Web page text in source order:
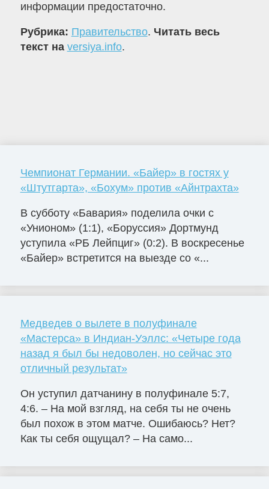
информации предостаточно.
Рубрика: Правительство. Читать весь
текст на versiya.info.
Чемпионат Германии. «Байер» в гостях у
«Штутгарта», «Бохум» против «Айнтрахта»
В субботу «Бавария» поделила очки с
«Унионом» (1:1), «Боруссия» Дортмунд
уступила «РБ Лейпциг» (0:2). В воскресенье
«Байер» встретится на выезде со «...
Медведев о вылете в полуфинале
«Мастерса» в Индиан-Уэллс: «Четыре года
назад я был бы недоволен, но сейчас это
отличный результат»
Он уступил датчанину в полуфинале 5:7,
4:6. – На мой взгляд, на себя ты не очень
был похож в этом матче. Ошибаюсь? Нет?
Как ты себя ощущал? – На само...